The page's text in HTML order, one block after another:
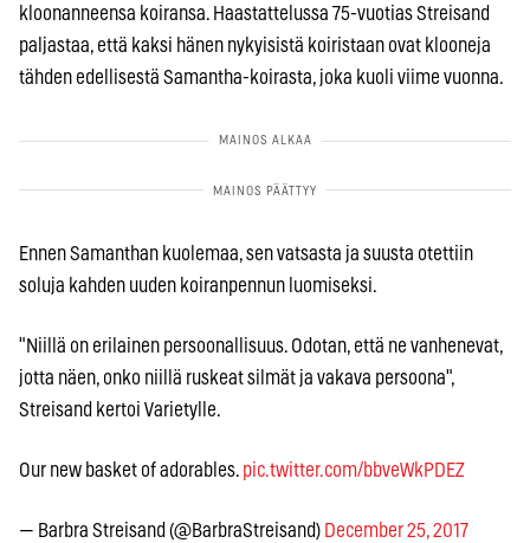
kloonanneensa koiransa. Haastattelussa 75-vuotias Streisand
paljastaa, että kaksi hänen nykyisistä koiristaan ovat klooneja
tähden edellisestä Samantha-koirasta, joka kuoli viime vuonna.
Ennen Samanthan kuolemaa, sen vatsasta ja suusta otettiin
soluja kahden uuden koiranpennun luomiseksi.
"Niillä on erilainen persoonallisuus. Odotan, että ne vanhenevat,
jotta näen, onko niillä ruskeat silmät ja vakava persoona",
Streisand kertoi Varietylle.
Our new basket of adorables. pic.twitter.com/bbveWkPDEZ
— Barbra Streisand (@BarbraStreisand) December 25, 2017